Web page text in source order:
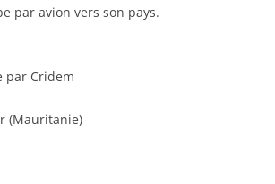
par avion vers son pays.
par Cridem
(Mauritanie)